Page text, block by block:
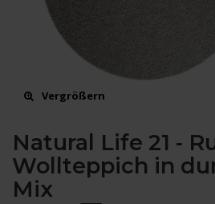
Vergrößern
Natural Life 21 -
Wollteppich in
Mix